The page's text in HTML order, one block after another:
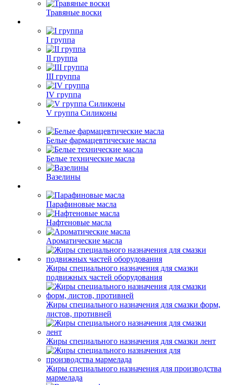
Травяные воски
I группа
II группа
III группа
IV группа
V группа Силиконы
Белые фармацевтические масла
Белые технические масла
Вазелины
Парафиновые масла
Нафтеновые масла
Ароматические масла
Жиры специального назначения для смазки
подвижных частей оборудования
Жиры специального назначения для смазки форм,
листов, противней
Жиры специального назначения для смазки лент
Жиры специального назначения для производства
мармелада